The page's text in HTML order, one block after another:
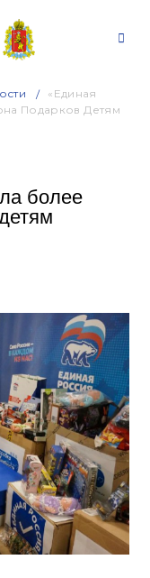
«Единая
Подарков Детям
более